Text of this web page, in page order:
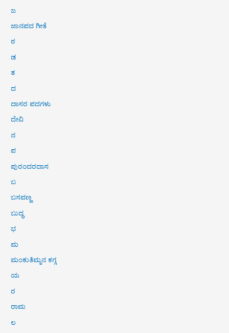
ಜ
ಜಾನಪದ ಗೀತೆ
ಠ
ಡ
ತ
ದ
ದಾಸರ ಪದಗಳು
ದೇವಿ
ನ
ಪ
ಪುರಂದರದಾಸ
ಬ
ಬಸವಣ್ಣ
ಬುದ್ಧ
ಭ
ಮ
ಮಂಕುತಿಮ್ಮನ ಕಗ್ಗ
ಯ
ರ
ರಾಮ
ಲ